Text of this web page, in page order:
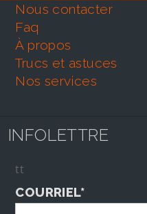
nous contacter
faq
À propos
trucs et astuces
nos services
INFOLETTRE
tt
COURRIEL*